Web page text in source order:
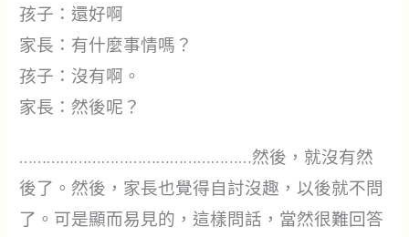
孩子：還好啊
家長：有什麼事情嗎？
孩子：沒有啊。
家長：然後呢？
……………………………………………然後，就沒有然
後了。然後，家長也覺得自討沒趣，以後就不問
了。可是顯而易見的，這樣問話，當然很難回答